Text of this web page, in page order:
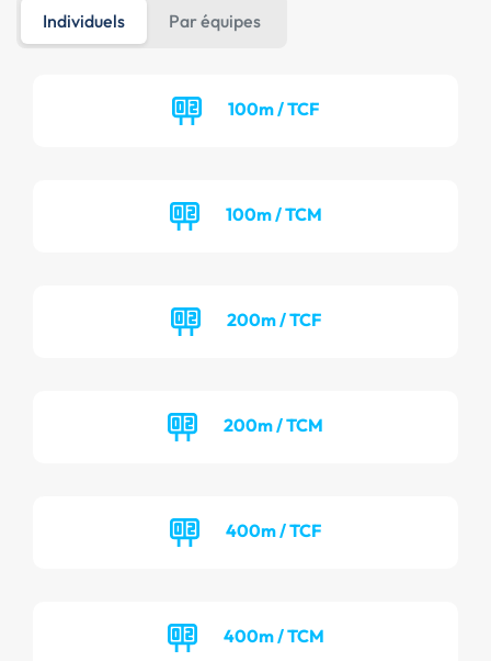
Individuels Par équipes
100m / TCF
100m / TCM
200m / TCF
200m / TCM
400m / TCF
400m / TCM